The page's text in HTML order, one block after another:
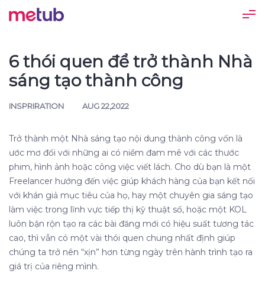
6 thói quen để trở thành Nhà
sáng tạo thành công
INSPRIRATION AUG 22,2022
Trở thành một Nhà sáng tạo nội dung thành công vốn là
ước mơ đối với những ai có niềm đam mê với các thước
phim, hình ảnh hoặc công việc viết lách. Cho dù bạn là một
Freelancer hướng đến việc giúp khách hàng của bạn kết nối
với khán giả mục tiêu của họ, hay một chuyên gia sáng tạo
làm việc trong lĩnh vực tiếp thị kỹ thuật số, hoặc một KOL
luôn bận rộn tạo ra các bài đăng mới có hiệu suất tương tác
cao, thì vẫn có một vài thói quen chung nhất định giúp
chúng ta trở nên “xịn” hơn từng ngày trên hành trình tạo ra
giá trị của riêng mình.